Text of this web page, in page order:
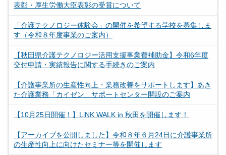
表彰・厚生労働大臣表彰の受賞について
「介護テクノロジー体験会」の開催を希望する学校を募集しま
す（令和８年度事業のご案内）
【秋田県介護テクノロジー活用支援事業費補助金】令和6年度
交付申請・実績報告に関する手続きのご案内
【介護事業所の生産性向上・業務改善をサポートします】あき
た介護業務「カイゼン」サポートセンター開設のご案内
【10月25日開催！】LiNK WALK in 秋田を開催します！
【アーカイブを公開しました】令和８年６月24日に介護事業所
の生産性向上に向けたセミナー等を開催します